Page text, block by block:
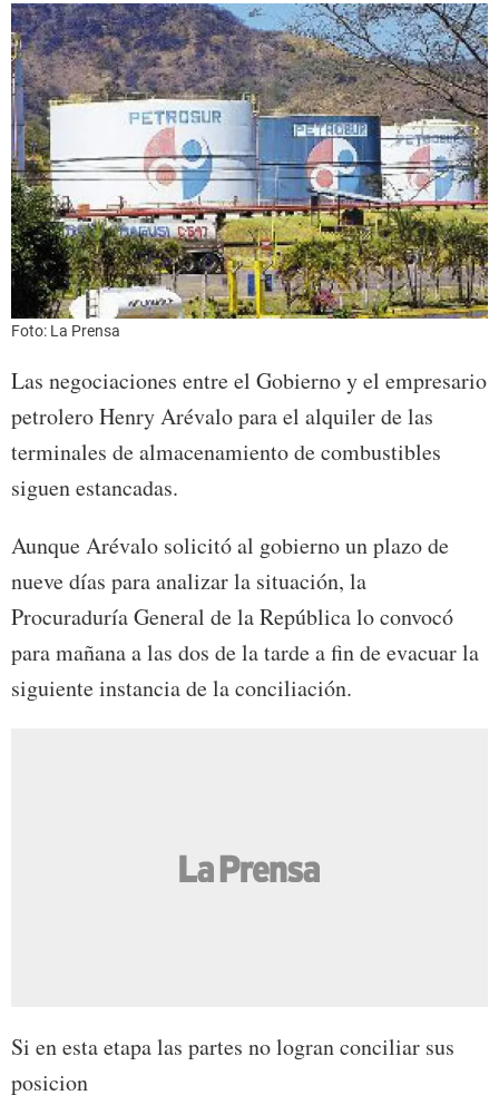
Foto: La Prensa
Las negociaciones entre el Gobierno y el empresario
petrolero Henry Arévalo para el alquiler de las
terminales de almacenamiento de combustibles
siguen estancadas.
Aunque Arévalo solicitó al gobierno un plazo de
nueve días para analizar la situación, la
Procuraduría General de la República lo convocó
para mañana a las dos de la tarde a fin de evacuar la
siguiente instancia de la conciliación.
Si en esta etapa las partes no logran conciliar sus
posicion